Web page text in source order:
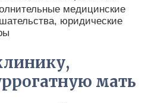
медицинские
юридические
мать